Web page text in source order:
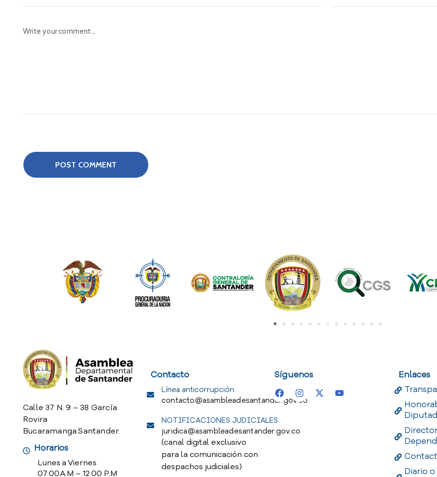
Calle 37 N. 9 – 38 García
Rovira
Bucaramanga.Santander.
Horarios
Lunes a Viernes
07:00 A.M – 12:00 P.M
Contacto
Línea anticorrupción:
contacto@asambleadesantander.gov.co
NOTIFICACIONES JUDICIALES:
juridica@asambleadesantander.gov.co
(canal digital exclusivo
para la comunicación con
despachos judiciales)
Síguenos
Enlaces
Diario